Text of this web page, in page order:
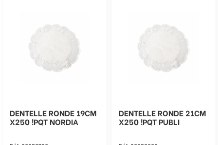
DENTELLE RONDE 19CM
X250 !PQT NORDIA
DENTELLE RONDE 21CM
X250 !PQT PUBLI